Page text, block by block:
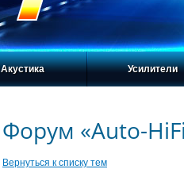
Акустика Усилители
Форум «Auto-
Вернуться к списку тем